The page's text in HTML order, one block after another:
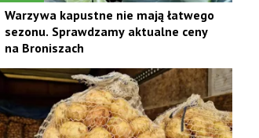
Warzywa kapustne nie mają łatwego
sezonu. Sprawdzamy aktualne ceny
na Broniszach